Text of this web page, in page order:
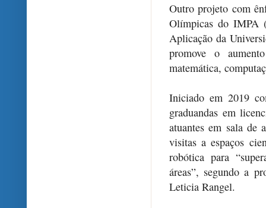
Outro projeto com
Olímpicas do IMPA
Aplicação da
promove o
matemática,
Iniciado em 2019
graduandas em
atuantes em sala de
visitas a espaços
robótica para
áreas”, segundo a
Leticia Rangel.